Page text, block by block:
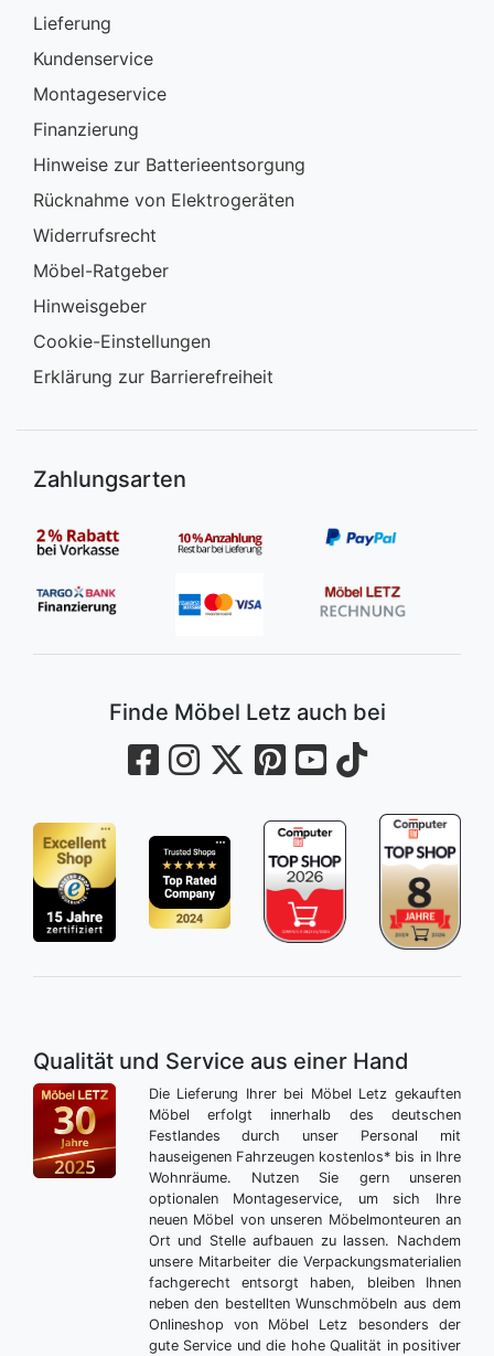
Lieferung
Kundenservice
Montageservice
Finanzierung
Hinweise zur Batterieentsorgung
Rücknahme von Elektrogeräten
Widerrufsrecht
Möbel-Ratgeber
Hinweisgeber
Cookie-Einstellungen
Erklärung zur Barrierefreiheit
Zahlungsarten
Finde Möbel Letz auch bei
Qualität und Service aus einer Hand
Die Lieferung Ihrer bei Möbel Letz gekauften
Möbel erfolgt innerhalb des deutschen
Festlandes durch unser Personal mit
hauseigenen Fahrzeugen kostenlos* bis in Ihre
Wohnräume. Nutzen Sie gern unseren
optionalen Montageservice, um sich Ihre
neuen Möbel von unseren Möbelmonteuren an
Ort und Stelle aufbauen zu lassen. Nachdem
unsere Mitarbeiter die Verpackungsmaterialien
fachgerecht entsorgt haben, bleiben Ihnen
neben den bestellten Wunschmöbeln aus dem
Onlineshop von Möbel Letz besonders der
gute Service und die hohe Qualität in positiver